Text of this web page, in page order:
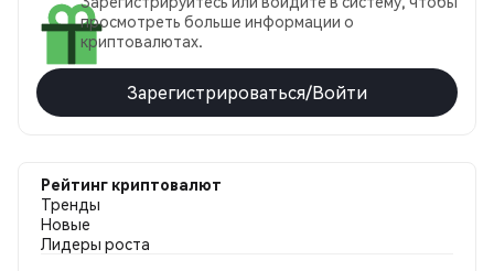
просмотреть больше информации о
криптовалютах.
Зарегистрироваться/Войти
Рейтинг криптовалют
Тренды
Новые
Лидеры роста